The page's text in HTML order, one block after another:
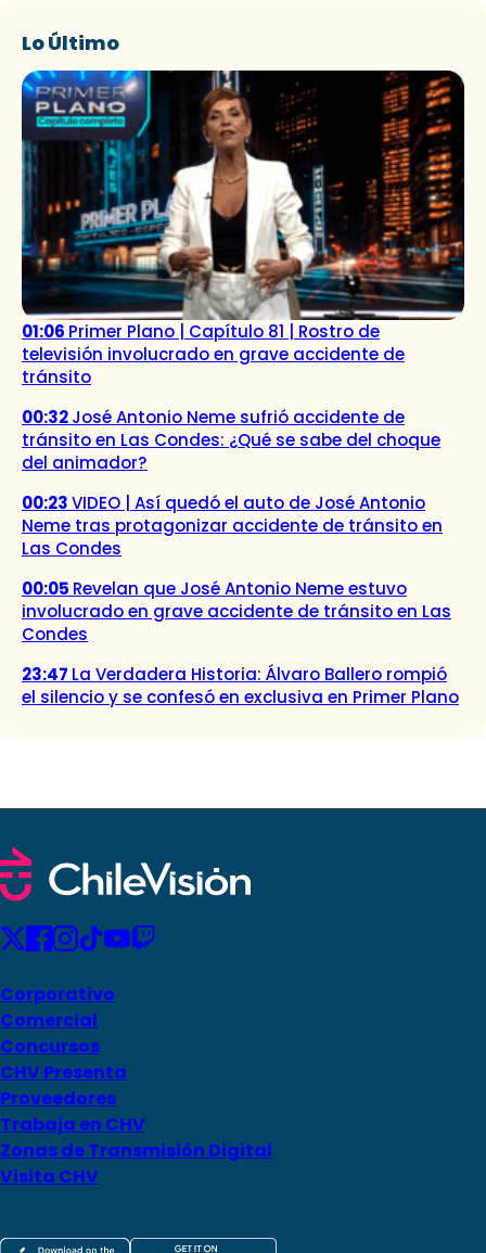
Lo Último
01:06 Primer Plano | Capítulo 81 | Rostro de
televisión involucrado en grave accidente de
tránsito
00:32José Antonio Neme sufrió accidente de
tránsito en Las Condes: ¿Qué se sabe del choque
del animador?
00:23VIDEO | Así quedó el auto de José Antonio
Neme tras protagonizar accidente de tránsito en
Las Condes
00:05 Revelan que José Antonio Neme estuvo
involucrado en grave accidente de tránsito en Las
Condes
23:47 La Verdadera Historia: Álvaro Ballero rompió
el silencio y se confesó en exclusiva en Primer Plano
Corporativo
Comercial
Concursos
CHV Presenta
Proveedores
Trabaja en CHV
Zonas de Transmisión Digital
Visita CHV